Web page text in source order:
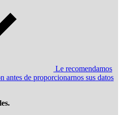
Le recomendamos
antes de proporcionarnos sus datos